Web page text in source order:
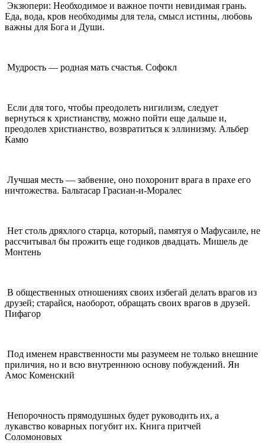
Экзюпери: Необходимое и важное почти невидимая грань.
Еда, вода, кров необходимы для тела, смысл истины, любовь
важны для Бога и Души.
Мудрость — родная мать счастья. Софокл
Если для того, чтобы преодолеть нигилизм, следует
вернуться к христианству, можно пойти еще дальше и,
преодолев христианство, возвратиться к эллинизму. Альбер
Камю
Лучшая месть — забвение, оно похоронит врага в прахе его
ничтожества. Бальтасар Грасиан-и-Моралес
Нет столь дряхлого старца, который, памятуя о Мафусаиле, не
рассчитывал бы прожить еще годиков двадцать. Мишель де
Монтень
В общественных отношениях своих избегай делать врагов из
друзей; старайся, наоборот, обращать своих врагов в друзей.
Пифагор
Под именем нравственности мы разумеем не только внешние
приличия, но и всю внутреннюю основу побуждений. Ян
Амос Коменский
Непорочность прямодушных будет руководить их, а
лукавство коварных погубит их. Книга притчей
Соломоновых